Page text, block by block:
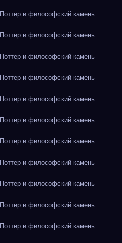
и философский камень
и философский камень
и философский камень
и философский камень
и философский камень
и философский камень
и философский камень
и философский камень
и философский камень
и философский камень
и философский камень